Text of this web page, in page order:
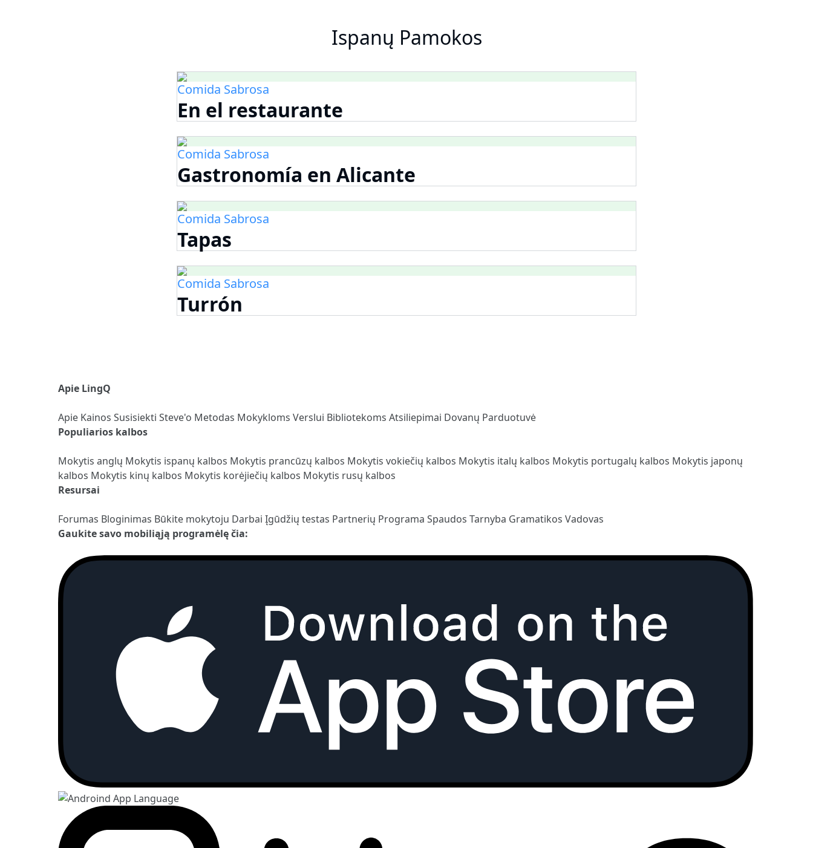
Ispanų Pamokos
Comida Sabrosa
En el restaurante
Comida Sabrosa
Gastronomía en Alicante
Comida Sabrosa
Tapas
Comida Sabrosa
Turrón
Apie LingQ
Apie Kainos Susisiekti Steve'o Metodas Mokykloms Verslui Bibliotekoms Atsiliepimai Dovanų Parduotuvė
Populiarios kalbos
Mokytis anglų Mokytis ispanų kalbos Mokytis prancūzų kalbos Mokytis vokiečių kalbos Mokytis italų kalbos Mokytis portugalų kalbos Mokytis japonų
kalbos Mokytis kinų kalbos Mokytis korėjiečių kalbos Mokytis rusų kalbos
Resursai
Forumas Bloginimas Būkite mokytoju Darbai Įgūdžių testas Partnerių Programa Spaudos Tarnyba Gramatikos Vadovas
Gaukite savo mobiliąją programėlę čia: